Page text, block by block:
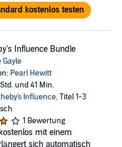
kostenlos testen
Influence Bundle
Gayle
Pearl Hewitt
und 41 Min.
Influence, Titel 1-3
1 Bewertung
mit einem
sich automatisch